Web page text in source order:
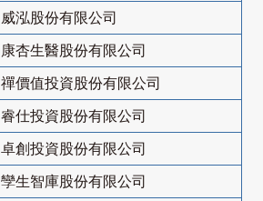
威泓股份有限公司
康杏生醫股份有限公司
禪價值投資股份有限公司
睿仕投資股份有限公司
卓創投資股份有限公司
孿生智庫股份有限公司